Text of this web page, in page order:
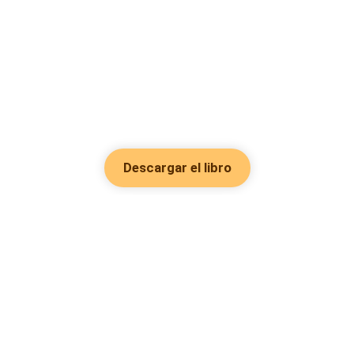
Descargar el libro